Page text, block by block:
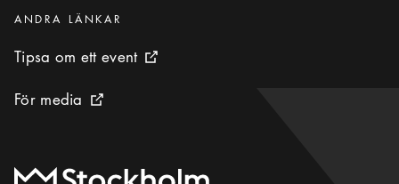
Kategorier :
ANDRA LÄNKAR
Tipsa om ett event
Tipsa om ett event Extern ikon
För media
För media Extern ikon
Till startsidan